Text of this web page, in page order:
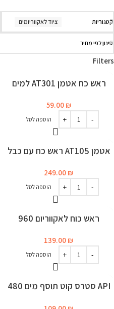
קטגוריות ציוד לאקווריומים
סינון לפי מחיר
Filters
ראש כח אטמן AT301 למים
59.00 ₪
הוספה לסל
אטמן AT105 ראש כח עם כבל
249.00 ₪
הוספה לסל
ראש כוח לאקווריום 960
139.00 ₪
הוספה לסל
API סטרס קוט תוסף מים 480